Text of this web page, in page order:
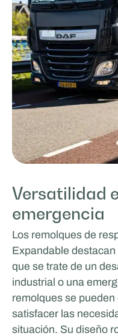
Versatilidad
emergencia
Los remolques de
Expandable
que se trate de un
industrial o una
remolques se
satisfacer las
situación. Su diseño